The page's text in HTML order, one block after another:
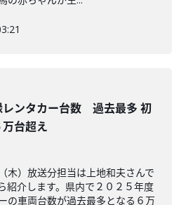
レンタカー台数 過去最多 初
万台超え
木）放送分担当は上地和夫さんで
紹介します。県内で２０２５年度
の車両台数が過去最多となる６万